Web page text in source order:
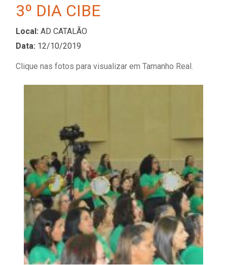
3º DIA CIBE
Local: AD CATALÃO
Data: 12/10/2019
Clique nas fotos para visualizar em Tamanho Real.